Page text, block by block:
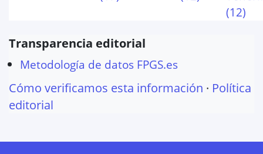
(12)
Transparencia editorial
Metodología de datos FPGS.es
Cómo verificamos esta información · Política
editorial